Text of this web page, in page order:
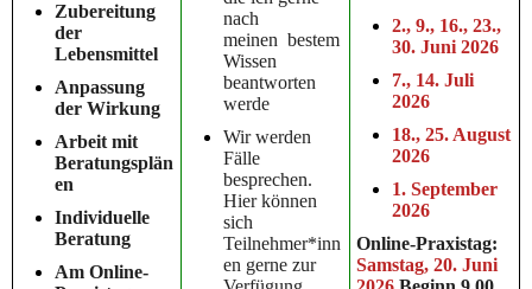
Zubereitung
der
Lebensmittel
Anpassung
der Wirkung
Arbeit mit
Beratungsplän
en
Individuelle
Beratung
Am Online-
nach
meinen bestem
Wissen
beantworten
werde
Wir werden
Fälle
besprechen.
Hier können
sich
Teilnehmer*inn
en gerne zur
2., 9., 16., 23.,
30. Juni 2026
7., 14. Juli
2026
18., 25. August
2026
1. September
2026
Online-Praxistag:
Samstag, 20. Juni